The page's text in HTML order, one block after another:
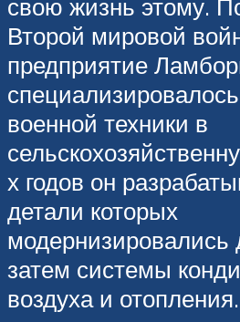
свою жизнь этому.
Второй мировой
предприятие
военной техники в
х годов он
детали которых
модернизировались
затем системы
воздуха и отопления.